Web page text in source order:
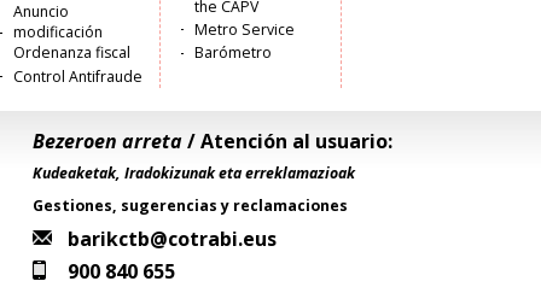
Anuncio
modificación
Ordenanza fiscal
Control Antifraude
the CAPV
Metro Service
Barómetro
Bezeroen arreta/ Atención al usuario:
Kudeaketak, Iradokizunak eta erreklamazioak
Gestiones, sugerencias y reclamaciones
barikctb@cotrabi.eus
900 840 655